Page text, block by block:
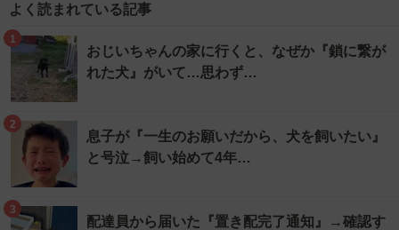
よく読まれている記事
1
おじいちゃんの家に行くと、なぜか『鎖に繋が
れた犬』がいて…思わず…
2
息子が『一生のお願いだから、犬を飼いたい』
と号泣→飼い始めて4年…
3
配達員から届いた『置き配完了通知』→確認す